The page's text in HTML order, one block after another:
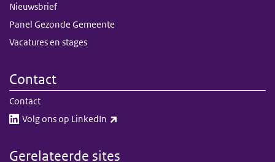
Nieuwsbrief
Panel Gezonde Gemeente
Vacatures en stages
Contact
Contact
Volg ons op LinkedIn​​
Gerelateerde sites